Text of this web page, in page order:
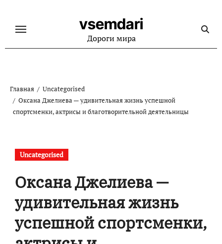
содержанию
vsemdari
Дороги мира
Главная
Uncategorised
Оксана Джелиева — удивительная жизнь успешной
спортсменки, актрисы и благотворительной деятельницы
Uncategorised
Оксана Джелиева —
удивительная жизнь
успешной спортсменки,